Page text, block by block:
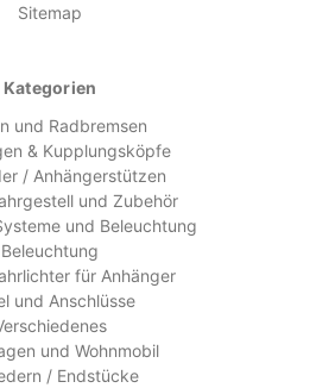
Sitemap
Kategorien
und Radbremsen
& Kupplungsköpfe
/ Anhängerstützen
und Zubehör
und Beleuchtung
Beleuchtung
für Anhänger
und Anschlüsse
und Wohnmobil
/ Endstücke